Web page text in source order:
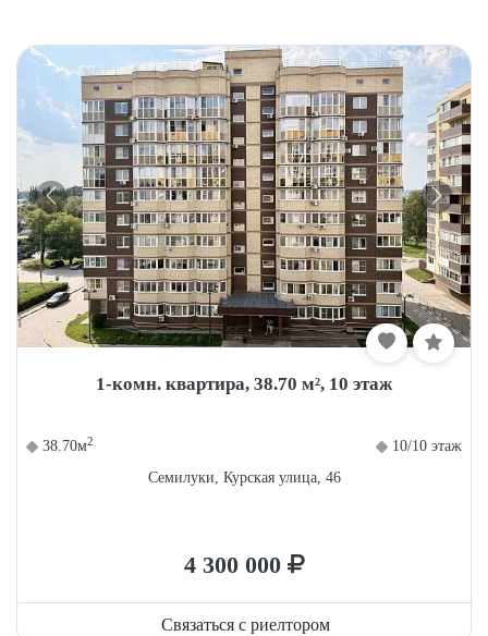
1-комн. квартира, 38.70 м², 10 этаж
38.70м2
10/10 этаж
Семилуки, Курская улица, 46
4 300 000
Связаться с риелтором